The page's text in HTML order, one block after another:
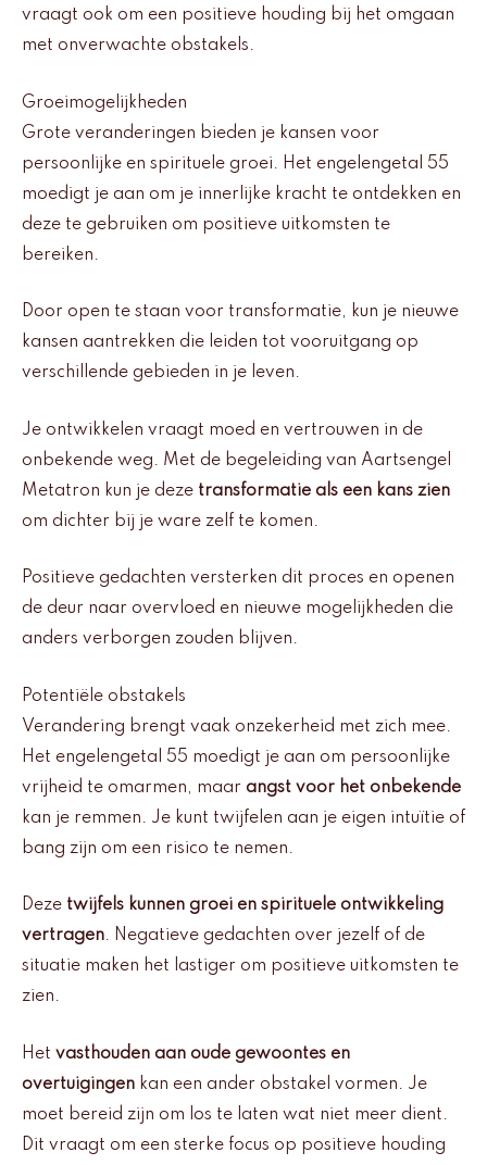
vraagt ook om een positieve houding bij het omgaan
met onverwachte obstakels.
Groeimogelijkheden
Grote veranderingen bieden je kansen voor
persoonlijke en spirituele groei. Het engelengetal 55
moedigt je aan om je innerlijke kracht te ontdekken en
deze te gebruiken om positieve uitkomsten te
bereiken.
Door open te staan voor transformatie, kun je nieuwe
kansen aantrekken die leiden tot vooruitgang op
verschillende gebieden in je leven.
Je ontwikkelen vraagt moed en vertrouwen in de
onbekende weg. Met de begeleiding van Aartsengel
Metatron kun je deze transformatie als een kans zien
om dichter bij je ware zelf te komen.
Positieve gedachten versterken dit proces en openen
de deur naar overvloed en nieuwe mogelijkheden die
anders verborgen zouden blijven.
Potentiële obstakels
Verandering brengt vaak onzekerheid met zich mee.
Het engelengetal 55 moedigt je aan om persoonlijke
vrijheid te omarmen, maar angst voor het onbekende
kan je remmen. Je kunt twijfelen aan je eigen intuïtie of
bang zijn om een risico te nemen.
Deze twijfels kunnen groei en spirituele ontwikkeling
vertragen. Negatieve gedachten over jezelf of de
situatie maken het lastiger om positieve uitkomsten te
zien.
Het vasthouden aan oude gewoontes en
overtuigingen kan een ander obstakel vormen. Je
moet bereid zijn om los te laten wat niet meer dient.
Dit vraagt om een sterke focus op positieve houding